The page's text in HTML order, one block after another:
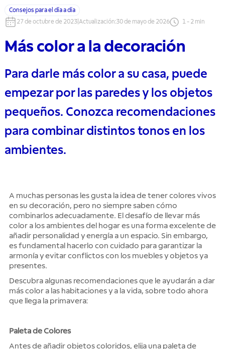
Consejos para el día a día
27 de octubre de 2023 Actualización:30 de mayo de 2026 1- 2 min
Más color a la decoración
Para darle más color a su casa, puede
empezar por las paredes y los objetos
pequeños. Conozca recomendaciones
para combinar distintos tonos en los
ambientes.
A muchas personas les gusta la idea de tener colores vivos
en su decoración, pero no siempre saben cómo
combinarlos adecuadamente. El desafío de llevar más
color a los ambientes del hogar es una forma excelente de
añadir personalidad y energía a un espacio. Sin embargo,
es fundamental hacerlo con cuidado para garantizar la
armonía y evitar conflictos con los muebles y objetos ya
presentes.
Descubra algunas recomendaciones que le ayudarán a dar
más color a las habitaciones y a la vida, sobre todo ahora
que llega la primavera:
Paleta de Colores
Antes de añadir objetos coloridos, elija una paleta de